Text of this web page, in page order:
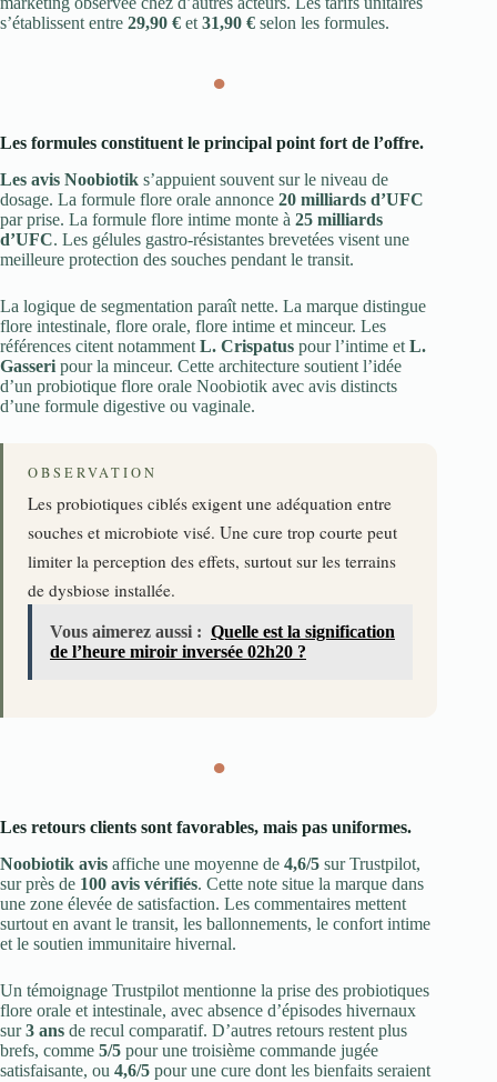
s’établissent entre 29,90 € et 31,90 € selon les formules.
●
Les formules constituent le principal point fort de l’offre.
Les avis Noobiotik s’appuient souvent sur le niveau de
dosage. La formule flore orale annonce 20 milliards d’UFC
par prise. La formule flore intime monte à 25 milliards
d’UFC. Les gélules gastro-résistantes brevetées visent une
meilleure protection des souches pendant le transit.
La logique de segmentation paraît nette. La marque distingue
flore intestinale, flore orale, flore intime et minceur. Les
références citent notamment L. Crispatus pour l’intime et L.
Gasseri pour la minceur. Cette architecture soutient l’idée
d’un probiotique flore orale Noobiotik avec avis distincts
d’une formule digestive ou vaginale.
OBSERVATION
Les probiotiques ciblés exigent une adéquation entre
souches et microbiote visé. Une cure trop courte peut
limiter la perception des effets, surtout sur les terrains
de dysbiose installée.
Vous aimerez aussi : Quelle est la signification
de l’heure miroir inversée 02h20 ?
●
Les retours clients sont favorables, mais pas uniformes.
Noobiotik avis affiche une moyenne de 4,6/5 sur Trustpilot,
sur près de 100 avis vérifiés. Cette note situe la marque dans
une zone élevée de satisfaction. Les commentaires mettent
surtout en avant le transit, les ballonnements, le confort intime
et le soutien immunitaire hivernal.
Un témoignage Trustpilot mentionne la prise des probiotiques
flore orale et intestinale, avec absence d’épisodes hivernaux
sur3 ans de recul comparatif. D’autres retours restent plus
brefs, comme 5/5 pour une troisième commande jugée
satisfaisante, ou 4,6/5 pour une cure dont les bienfaits seraient